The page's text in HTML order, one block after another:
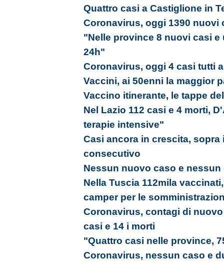
Quattro casi a Castiglione in
Coronavirus, oggi 1390 nuovi
"Nelle province 8 nuovi casi
24h"
Coronavirus, oggi 4 casi tutti
Vaccini, ai 50enni la maggior
Vaccino itinerante, le tappe
Nel Lazio 112 casi e 4 morti,
terapie intensive"
Casi ancora in crescita,
consecutivo
Nessun nuovo caso e
Nella Tuscia 112mila
camper per le
Coronavirus, contagi di
casi e 14 i morti
"Quattro casi nelle province,
Coronavirus, nessun caso e